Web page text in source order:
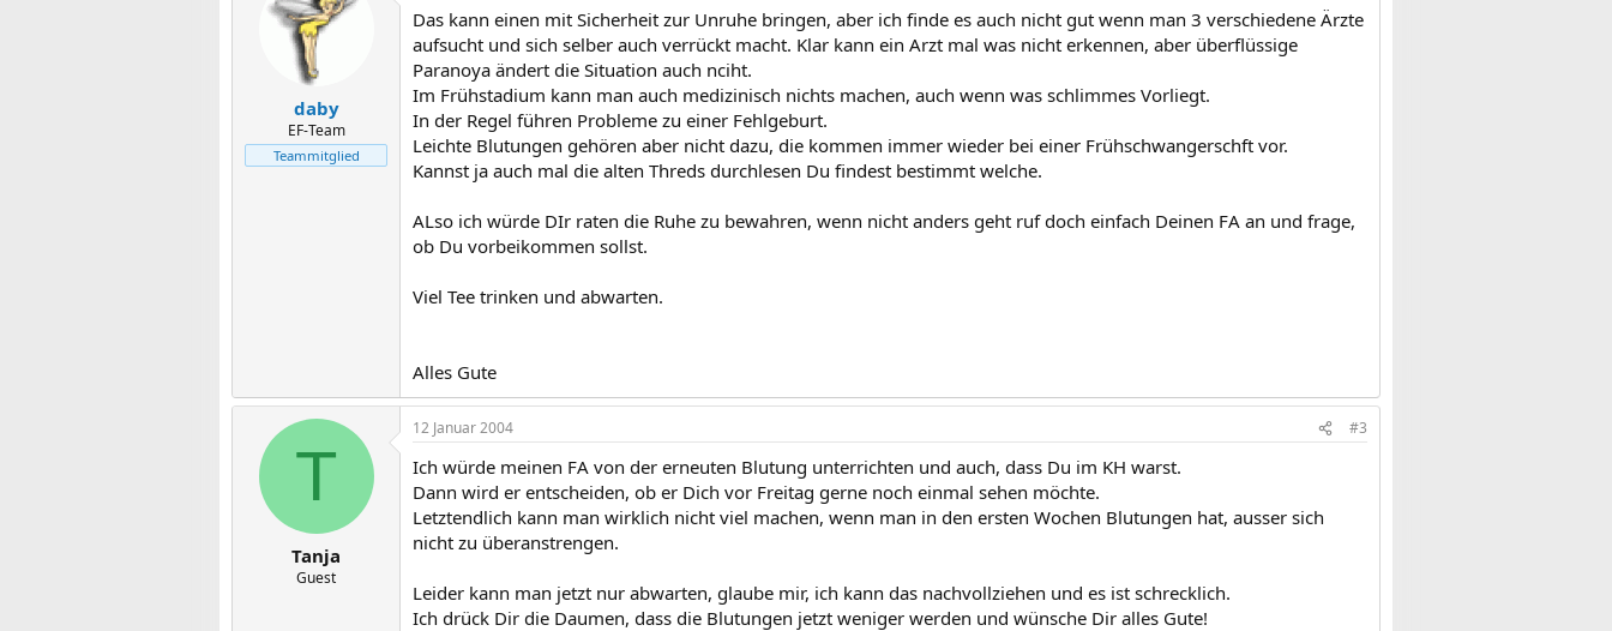
daby
EF-Team
Teammitglied
Das kann einen mit Sicherheit zur Unruhe bringen, aber ich finde es auch nicht gut wenn man 3 verschiedene Ärzte
aufsucht und sich selber auch verrückt macht. Klar kann ein Arzt mal was nicht erkennen, aber überflüssige
Paranoya ändert die Situation auch nciht.
Im Frühstadium kann man auch medizinisch nichts machen, auch wenn was schlimmes Vorliegt.
In der Regel führen Probleme zu einer Fehlgeburt.
Leichte Blutungen gehören aber nicht dazu, die kommen immer wieder bei einer Frühschwangerschft vor.
Kannst ja auch mal die alten Threds durchlesen Du findest bestimmt welche.
ALso ich würde DIr raten die Ruhe zu bewahren, wenn nicht anders geht ruf doch einfach Deinen FA an und frage,
ob Du vorbeikommen sollst.
Viel Tee trinken und abwarten.
Alles Gute
T
Tanja
Guest
12 Januar 2004 #3
Ich würde meinen FA von der erneuten Blutung unterrichten und auch, dass Du im KH warst.
Dann wird er entscheiden, ob er Dich vor Freitag gerne noch einmal sehen möchte.
Letztendlich kann man wirklich nicht viel machen, wenn man in den ersten Wochen Blutungen hat, ausser sich
nicht zu überanstrengen.
Leider kann man jetzt nur abwarten, glaube mir, ich kann das nachvollziehen und es ist schrecklich.
Ich drück Dir die Daumen, dass die Blutungen jetzt weniger werden und wünsche Dir alles Gute!